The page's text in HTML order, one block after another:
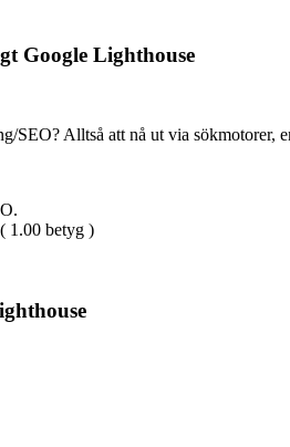
Google Lighthouse
SEO? Alltså att nå ut via sökmotorer,
1.00 betyg )